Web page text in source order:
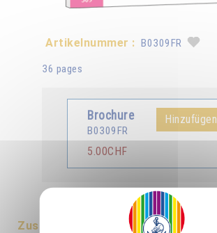
Artikelnummer : B0309FR
36 pages
Brochure
B0309FR
5.00CHF
Hinzufügen
Deutsch
Zusammenfassung